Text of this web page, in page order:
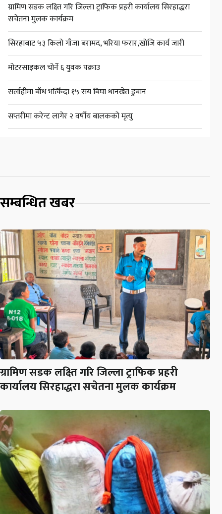
ग्रामिण सडक लक्ष्ति गरि जिल्ला ट्राफिक प्रहरी कार्यालय सिरहाद्धरा
सचेतना मुलक कार्यक्रम
सिरहाबाट ५३ किलो गाँजा बरामद, भरिया फरार,खोजि कार्य जारी
मोटरसाइकल चोर्ने ६ युवक पक्राउ
सर्लाहीमा बाँध भत्किँदा १५ सय बिघा धानखेत डुबान
सप्तरीमा करेन्ट लागेर २ वर्षीय बालकको मृत्यु
सम्बन्धित खबर
ग्रामिण सडक लक्ष्ति गरि जिल्ला ट्राफिक प्रहरी
कार्यालय सिरहाद्धरा सचेतना मुलक कार्यक्रम